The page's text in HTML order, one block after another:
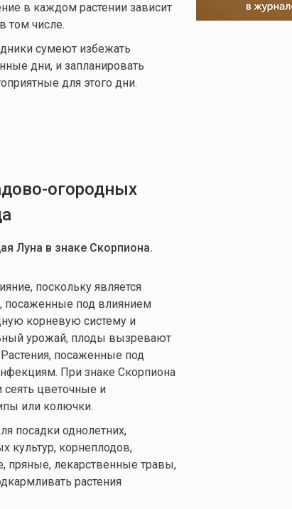
в каждом растении зависит
том числе.
сумеют избежать
дни, и запланировать
для этого дни.
огородных
Луна в знаке Скорпиона.
поскольку является
посаженные под влиянием
корневую систему и
урожай, плоды вызревают
посаженные под
При знаке Скорпиона
цветочные и
или колючки.
посадки однолетних,
культур, корнеплодов,
пряные, лекарственные травы,
растения